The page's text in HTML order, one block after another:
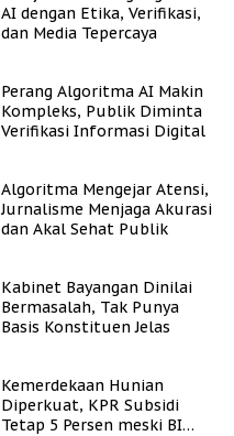
AI dengan Etika, Verifikasi,
dan Media Tepercaya
Perang Algoritma AI Makin
Kompleks, Publik Diminta
Verifikasi Informasi Digital
Algoritma Mengejar Atensi,
Jurnalisme Menjaga Akurasi
dan Akal Sehat Publik
Kabinet Bayangan Dinilai
Bermasalah, Tak Punya
Basis Konstituen Jelas
Kemerdekaan Hunian
Diperkuat, KPR Subsidi
Tetap 5 Persen meski BI